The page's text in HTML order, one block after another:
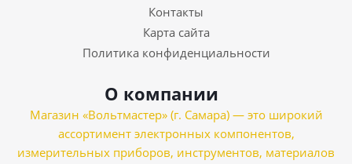
Контакты
Карта сайта
Политика конфиденциальности
О компании
Магазин «Вольтмастер» (г. Самара) — это широкий
ассортимент электронных компонентов,
измерительных приборов, инструментов, материалов